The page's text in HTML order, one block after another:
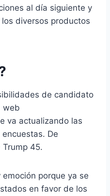
al día siguiente y
diversos productos
de candidato
web
va actualizando las
De
45.
porque ya se
en favor de los